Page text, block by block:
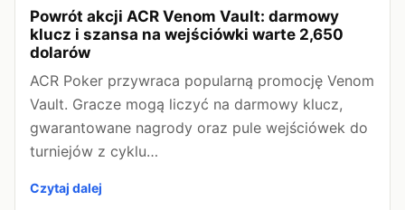
Powrót akcji ACR Venom Vault: darmowy
klucz i szansa na wejściówki warte 2,650
dolarów
ACR Poker przywraca popularną promocję Venom
Vault. Gracze mogą liczyć na darmowy klucz,
gwarantowane nagrody oraz pule wejściówek do
turniejów z cyklu…
Czytaj dalej